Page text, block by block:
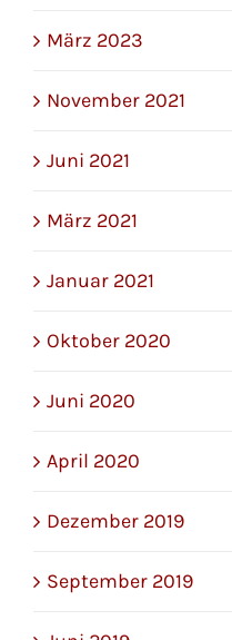
März 2023
November 2021
Juni 2021
März 2021
Januar 2021
Oktober 2020
Juni 2020
April 2020
Dezember 2019
September 2019